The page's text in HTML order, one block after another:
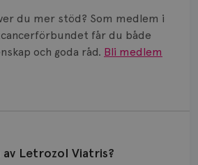
du mer stöd? Som medlem i
får du både
och goda råd. Bli medlem
Letrozol Viatris?